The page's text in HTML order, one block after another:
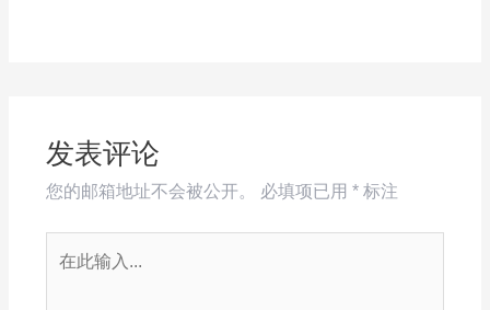
发表评论
您的邮箱地址不会被公开。 必填项已用 *标注